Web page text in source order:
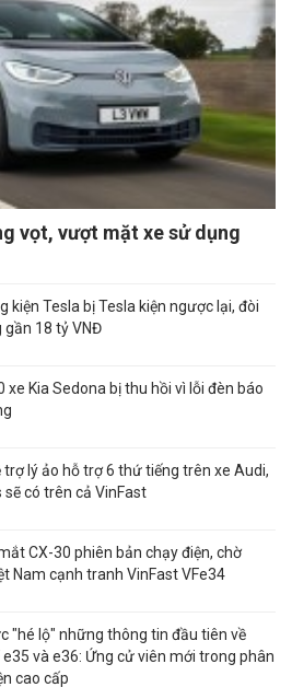
vọt, vượt mặt xe sử dụng
kiện Tesla bị Tesla kiện ngược lại, đòi
gần 18 tỷ VNĐ
xe Kia Sedona bị thu hồi vì lỗi đèn báo
trợ lý ảo hỗ trợ 6 thứ tiếng trên xe Audi,
sẽ có trên cả VinFast
CX-30 phiên bản chạy điện, chờ
Nam cạnh tranh VinFast VFe34
"hé lộ" những thông tin đầu tiên về
e35 và e36: Ứng cử viên mới trong phân
cao cấp